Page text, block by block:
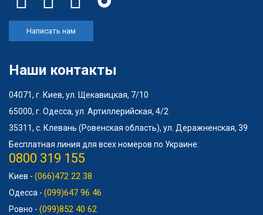
Написать нам
Наши контакты
04071, г. Киев, ул. Щекавицкая, 7/10
65000, г. Одесса, ул. Артиллерийская, 4/2
35311, с. Клевань (Ровенская область), ул. Деражненская, 39
Бесплатная линия для всех номеров по Украине:
0800 319 155
Киев - (066)472 22 38
Одесса - (099)647 96 46
Ровно - (099)852 40 62